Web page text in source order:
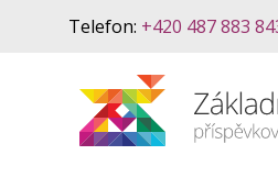
Telefon: +420 487 883